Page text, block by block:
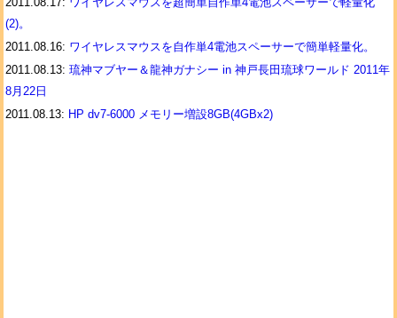
(2)。
2011.08.16: ワイヤレスマウスを自作単4電池スペーサーで簡単軽量化。
2011.08.13: 琉神マブヤー＆龍神ガナシー in 神戸長田琉球ワールド 2011年
8月22日
2011.08.13: HP dv7-6000 メモリー増設8GB(4GBx2)